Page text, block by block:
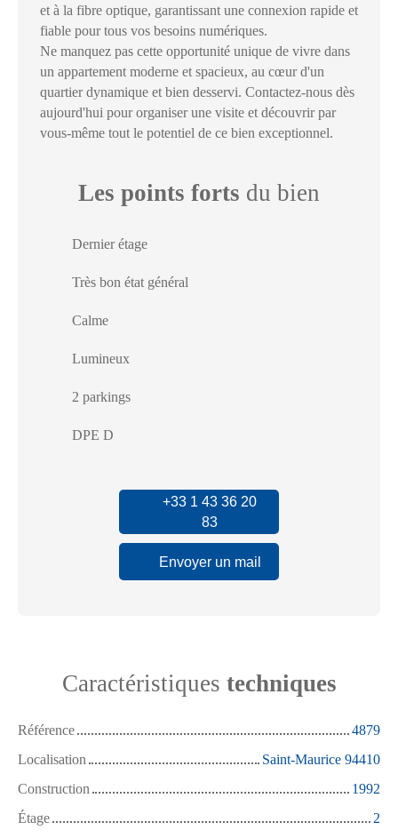
et à la fibre optique, garantissant une connexion rapide et
fiable pour tous vos besoins numériques.
Ne manquez pas cette opportunité unique de vivre dans
un appartement moderne et spacieux, au cœur d'un
quartier dynamique et bien desservi. Contactez-nous dès
aujourd'hui pour organiser une visite et découvrir par
vous-même tout le potentiel de ce bien exceptionnel.
Les points forts du bien
Dernier étage
Très bon état général
Calme
Lumineux
2 parkings
DPE D
+33 1 43 36 20
83
Envoyer un mail
Caractéristiques techniques
Référence
4879
Localisation
Saint-Maurice 94410
Construction
1992
Étage
2